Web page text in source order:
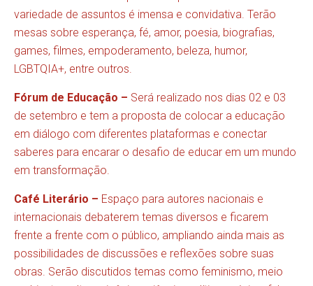
variedade de assuntos é imensa e convidativa. Terão
mesas sobre esperança, fé, amor, poesia, biografias,
games, filmes, empoderamento, beleza, humor,
LGBTQIA+, entre outros.
Fórum de Educação – Será realizado nos dias 02 e 03
de setembro e tem a proposta de colocar a educação
em diálogo com diferentes plataformas e conectar
saberes para encarar o desafio de educar em um mundo
em transformação.
Café Literário – Espaço para autores nacionais e
internacionais debaterem temas diversos e ficarem
frente a frente com o público, ampliando ainda mais as
possibilidades de discussões e reflexões sobre suas
obras. Serão discutidos temas como feminismo, meio